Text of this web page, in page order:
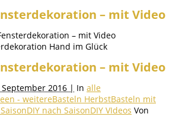
– mit Video
– mit Video
– mit Video
September 2016 | In alle
- weitereBasteln HerbstBasteln mit
DIY nach SaisonDIY VIdeos Von